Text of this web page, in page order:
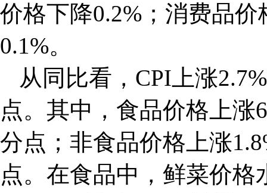
价格下降0.2%；消费品
0.1%。
从同比看，CPI上涨
点。其中，食品价格上涨
分点；非食品价格上涨
点。在食品中，鲜菜价